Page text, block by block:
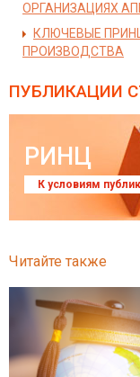
ОРГАНИЗАЦИЯХ
КЛЮЧЕВЫЕ
ПРОИЗВОДСТВА
ПУБЛИКАЦИИ
РИНЦ
К условиям
Читайте также